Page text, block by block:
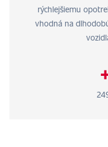
rýchlejšiemu
vhodná na